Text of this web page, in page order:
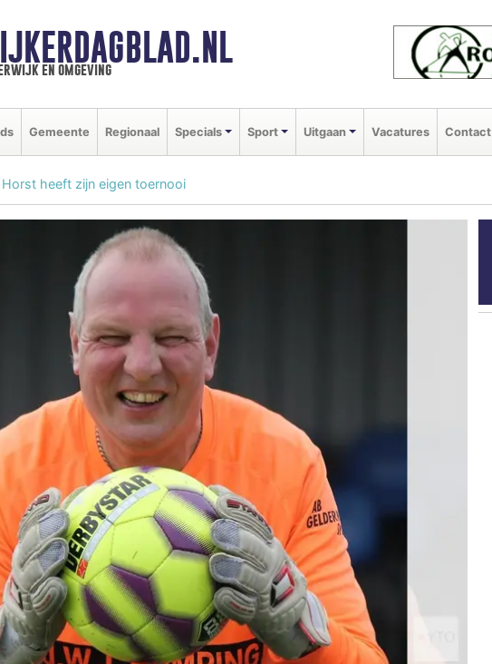
en omgeving
Gemeente Regionaal Specials Sport Uitgaan Vacatures Contact
heeft zijn eigen toernooi